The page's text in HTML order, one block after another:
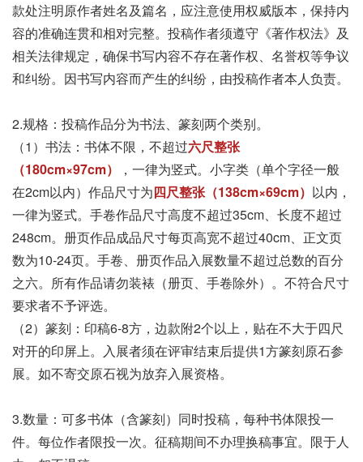
款处注明原作者姓名及篇名，应注意使用权威版本，保持内
容的准确连贯和相对完整。投稿作者须遵守《著作权法》及
相关法律规定，确保书写内容不存在著作权、名誉权等争议
和纠纷。因书写内容而产生的纠纷，由投稿作者本人负责。
2.规格：投稿作品分为书法、篆刻两个类别。
（1）书法：书体不限，不超过六尺整张
（180cm×97cm）
，一律为竖式。小字类（单个字径一般
在2cm以内）作品尺寸为四尺整张（138cm×69cm） 以内，
一律为竖式。手卷作品尺寸高度不超过35cm、长度不超过
248cm。册页作品成品尺寸每页高宽不超过40cm、正文页
数为10-24页。手卷、册页作品入展数量不超过总数的百分
之六。所有作品请勿装裱（册页、手卷除外）。不符合尺寸
要求者不予评选。
（2）篆刻：印稿6-8方，边款附2个以上，贴在不大于四尺
对开的印屏上。入展者须在评审结束后提供1方篆刻原石参
展。如不寄交原石视为放弃入展资格。
3.数量：可多书体（含篆刻）同时投稿，每种书体限投一
件。每位作者限投一次。征稿期间不办理换稿事宜。限于人